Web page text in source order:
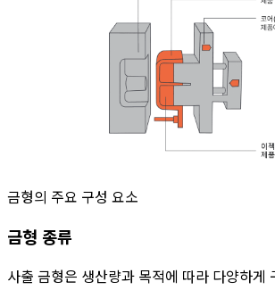
금형의 주요 구성 요소
금형 종류
사출 금형은 생산량과 목적에 따라 다양하게